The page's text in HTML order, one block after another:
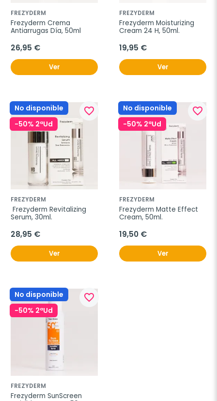
FREZYDERM
Frezyderm Crema
Antiarrugas Día, 50ml
26,95 €
Ver
FREZYDERM
Frezyderm Moisturizing
Cream 24 H, 50ml.
19,95 €
Ver
No disponible
-50% 2ªUd
favorite_border
FREZYDERM
Frezyderm Revitalizing
Serum, 30ml.
28,95 €
Ver
No disponible
-50% 2ªUd
favorite_border
FREZYDERM
Frezyderm Matte Effect
Cream, 50ml.
19,50 €
Ver
No disponible
-50% 2ªUd
favorite_border
FREZYDERM
Frezyderm SunScreen